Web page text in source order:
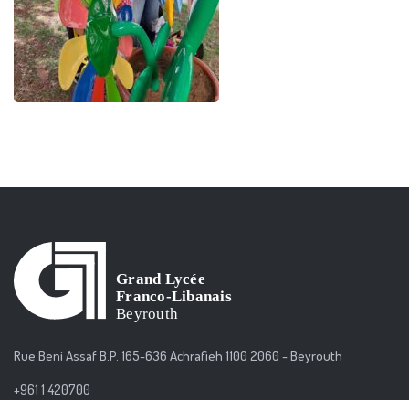
Rue Beni Assaf B.P. 165-636 Achrafieh 1100 2060 - Beyrouth
+961 1 420700